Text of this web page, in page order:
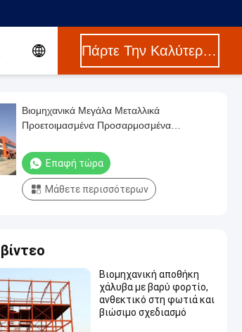
Πάρτε Την Καλύτερη Τιμή
Βιομηχανικά Μεγάλα Μεταλλικά
Προετοιμασμένα Προσαρμοσμένα
Επαφή τώρα
Μάθετε περισσότερων
Βιομηχανική αποθήκη
χάλυβα με βαρύ φορτίο,
ανθεκτικό στη φωτιά και
βιώσιμο σχεδιασμό